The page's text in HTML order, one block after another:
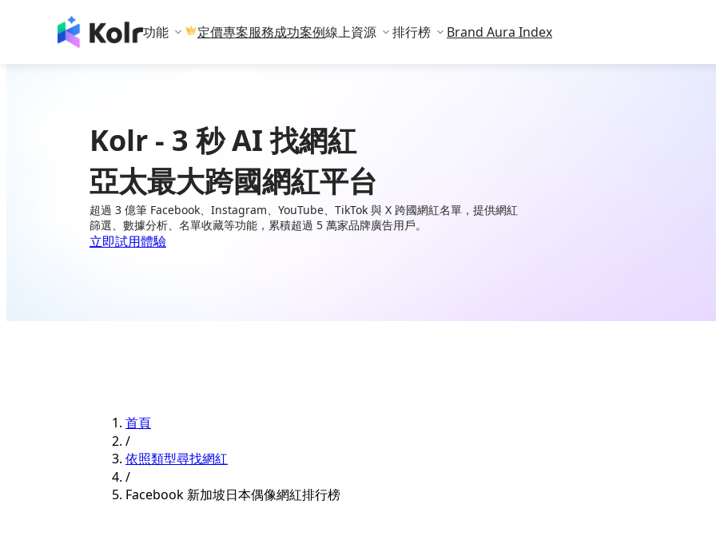
功能 定價專案服務成功案例線上資源 排行榜 Brand Aura Index
Kolr - 3 秒 AI 找網紅
亞太最大跨國網紅平台
超過 3 億筆 Facebook、Instagram、YouTube、TikTok 與 X 跨國網紅名單，提供網紅
篩選、數據分析、名單收藏等功能，累積超過 5 萬家品牌廣告用戶。
立即試用體驗
首頁
/
依照類型尋找網紅
/
Facebook 新加坡日本偶像網紅排行榜